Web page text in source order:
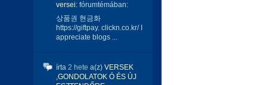
versei: fórumtémában:
상품권 현금화
https://giftpay. clickn.co.kr/ I
appreciate blogs ...
írta 2 hete a(z) VERSEK
,GONDOLATOK Ó ÉS ÚJ